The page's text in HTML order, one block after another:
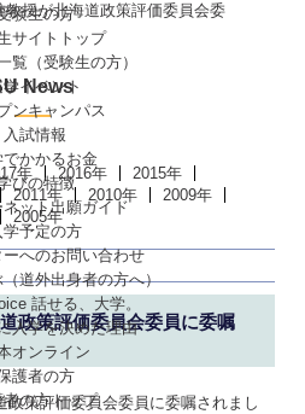
験生の方
サイトトップ
覧（受験生の方）
学イベント
ンキャンパス
入試情報
でかかるお金
びの特徴
ット出願ガイド
学予定の方
ーへのお問い合わせ
（道外出身者の方へ）
話せる、大学。
入学を決めた理由
オンライン
護者の方
者の方トップ
教授が北海道政策評価委員会委
News
年 2016年
2015年
2011年 2010年
2009年
2005年
政策評価委員会委員に委嘱
策評価委員会委員に委嘱されまし